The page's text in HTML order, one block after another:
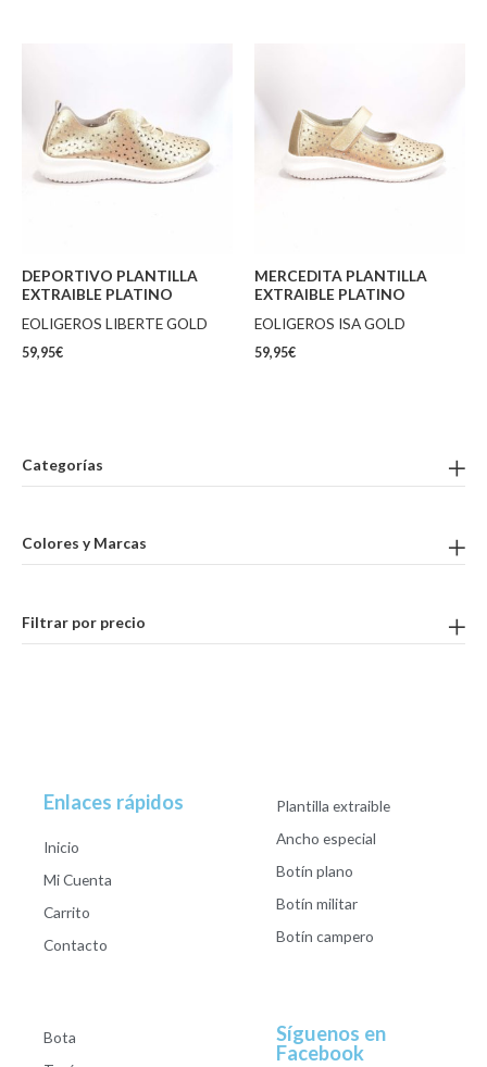
Categorías
Colores y Marcas
Filtrar por precio
DEPORTIVO PLANTILLA
EXTRAIBLE PLATINO
EOLIGEROS LIBERTE GOLD
59,95€
MERCEDITA PLANTILLA
EXTRAIBLE PLATINO
EOLIGEROS ISA GOLD
59,95€
Enlaces rápidos
Inicio
Mi Cuenta
Carrito
Contacto
Plantilla extraible
Ancho especial
Botín plano
Botín militar
Botín campero
Bota
Síguenos en
Facebook